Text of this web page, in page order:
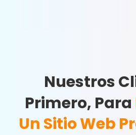
Nuestros
Primero, Para
Un Sitio Web